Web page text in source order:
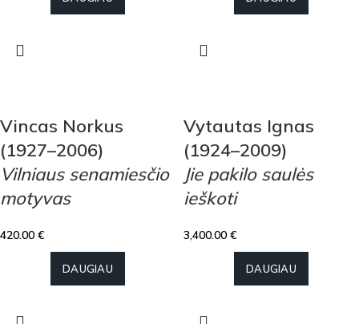
Vincas Norkus
(1927–2006)
Vilniaus senamiesčio
motyvas
420.00 €
DAUGIAU
Vytautas Ignas
(1924–2009)
Jie pakilo saulės
ieškoti
3,400.00 €
DAUGIAU